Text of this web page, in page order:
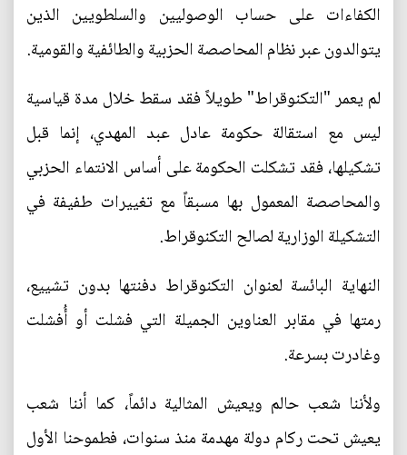
الكفاءات على حساب الوصوليين والسلطويين الذين
يتوالدون عبر نظام المحاصصة الحزبية والطائفية والقومية.
لم يعمر "التكنوقراط" طويلاً فقد سقط خلال مدة قياسية
ليس مع استقالة حكومة عادل عبد المهدي، إنما قبل
تشكيلها، فقد تشكلت الحكومة على أساس الانتماء الحزبي
والمحاصصة المعمول بها مسبقاً مع تغييرات طفيفة في
التشكيلة الوزارية لصالح التكنوقراط.
النهاية البائسة لعنوان التكنوقراط دفنتها بدون تشييع،
رمتها في مقابر العناوين الجميلة التي فشلت أو أُفشلت
وغادرت بسرعة.
ولأننا شعب حالم ويعيش المثالية دائماً، كما أننا شعب
يعيش تحت ركام دولة مهدمة منذ سنوات، فطموحنا الأول